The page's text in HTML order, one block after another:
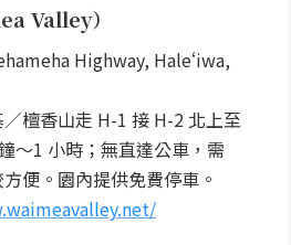
Valley）
Highway, Haleʻiwa,
檀香山走 H-1 接 H-2 北上至
～1 小時；無直達公車，需
便。園內提供免費停車。